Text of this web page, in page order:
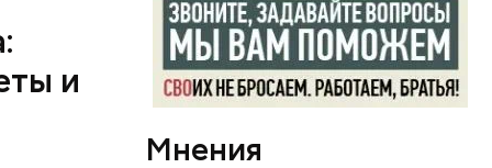
и
была
тушить
Мнения